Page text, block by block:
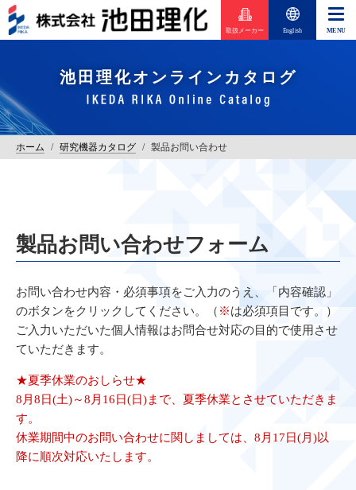
取扱メーカー English
池田理化オンラインカタログ
ホーム / 研究機器カタログ / 製品お問い合わせ
製品お問い合わせフォーム
お問い合わせ内容・必須事項をご入力のうえ、「内容確認」
のボタンをクリックしてください。（ ※は必須項目です。）
ご入力いただいた個人情報はお問合せ対応の目的で使用させ
ていただきます。
★夏季休業のおしらせ★
8月8日(土)～8月16日(日)まで、夏季休業とさせていただきま
す。
休業期間中のお問い合わせに関しましては、8月17日(月)以
降に順次対応いたします。